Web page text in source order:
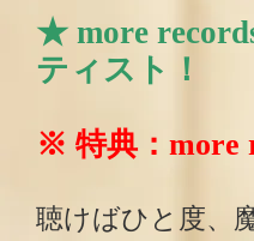
★ more
ティスト！
※ 特典：more
聴けばひと度、